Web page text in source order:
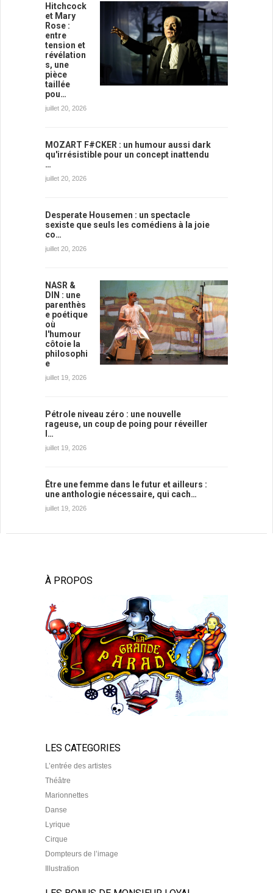
Hitchcock
et Mary
Rose :
entre
tension et
révélation
s, une
pièce
taillée
pou…
juillet 20, 2026
MOZART F#CKER : un humour aussi dark
qu'irrésistible pour un concept inattendu
…
juillet 20, 2026
Desperate Housemen : un spectacle
sexiste que seuls les comédiens à la joie
co…
juillet 20, 2026
NASR &
DIN : une
parenthès
e poétique
où
l'humour
côtoie la
philosophi
e
juillet 19, 2026
Pétrole niveau zéro : une nouvelle
rageuse, un coup de poing pour réveiller
l…
juillet 19, 2026
Être une femme dans le futur et ailleurs :
une anthologie nécessaire, qui cach…
juillet 19, 2026
À PROPOS
LES CATEGORIES
L’entrée des artistes
Théâtre
Marionnettes
Danse
Lyrique
Cirque
Dompteurs de l’image
Illustration